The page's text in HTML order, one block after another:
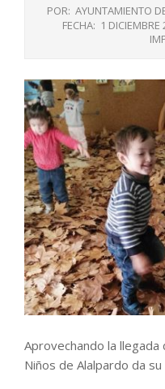
POR: AYUNTAMIENTO
FECHA: 1 DICIEMBRE
Aprovechando la
Niños de Alalpardo da